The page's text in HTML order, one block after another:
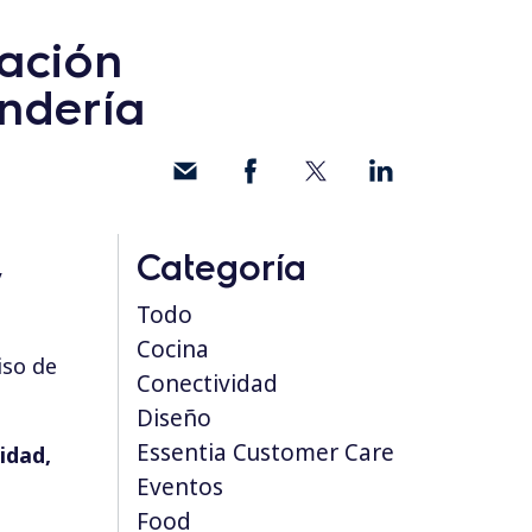
de
Categoría
Todo
Cocina
Conectividad
Diseño
Essentia Customer Care
Eventos
Food